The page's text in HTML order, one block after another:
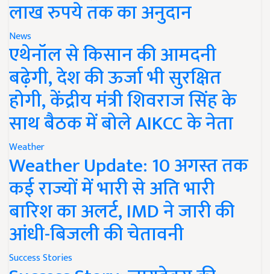
लाख रुपये तक का अनुदान
News
एथेनॉल से किसान की आमदनी
बढ़ेगी, देश की ऊर्जा भी सुरक्षित
होगी, केंद्रीय मंत्री शिवराज सिंह के
साथ बैठक में बोले AIKCC के नेता
Weather
Weather Update: 10 अगस्त तक
कई राज्यों में भारी से अति भारी
बारिश का अलर्ट, IMD ने जारी की
आंधी-बिजली की चेतावनी
Success Stories